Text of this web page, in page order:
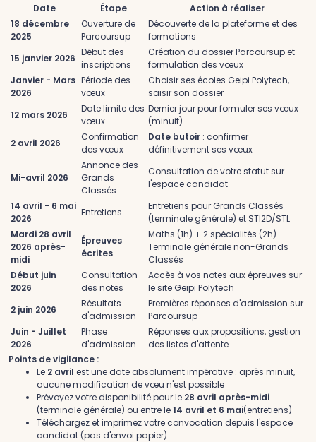
Date
Étape
Action à réaliser
18 décembre
2025
Ouverture de
Parcoursup
Découverte de la plateforme et des
formations
15 janvier 2026
Début des
inscriptions
Création du dossier Parcoursup et
formulation des vœux
Janvier - Mars
2026
Période des
vœux
Choisir ses écoles Geipi Polytech,
saisir son dossier
12 mars 2026
Date limite des
vœux
Dernier jour pour formuler ses vœux
(minuit)
2 avril 2026
Confirmation
des vœux
Date butoir : confirmer
définitivement ses vœux
Mi-avril 2026
Annonce des
Grands
Classés
Consultation de votre statut sur
l'espace candidat
14 avril - 6 mai
2026
Entretiens
Entretiens pour Grands Classés
(terminale générale) et STI2D/STL
Mardi 28 avril
2026 après-
midi
Épreuves
écrites
Maths (1h) + 2 spécialités (2h) -
Terminale générale non-Grands
Classés
Début juin
2026
Consultation
des notes
Accès à vos notes aux épreuves sur
le site Geipi Polytech
2 juin 2026
Résultats
d'admission
Premières réponses d'admission sur
Parcoursup
Juin - Juillet
2026
Phase
d'admission
Réponses aux propositions, gestion
des listes d'attente
Points de vigilance :
Le 2 avril est une date absolument impérative : après minuit,
aucune modification de vœu n'est possible
Prévoyez votre disponibilité pour le 28 avril après-midi
(terminale générale) ou entre le14 avril et 6 mai(entretiens)
Téléchargez et imprimez votre convocation depuis l'espace
candidat (pas d'envoi papier)